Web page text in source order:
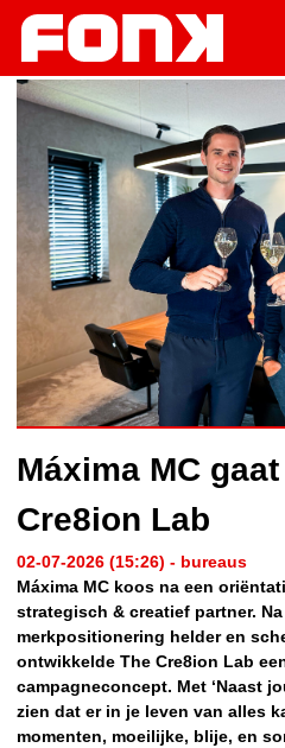
Máxima MC
Cre8ion Lab
02-07-2026 (15:26) - bureaus
Máxima MC koos na een
strategisch & creatief partner.
merkpositionering helder en
ontwikkelde The Cre8ion Lab
campagneconcept. Met ‘Naast
zien dat er in je leven van alles
momenten, moeilijke, blije, en